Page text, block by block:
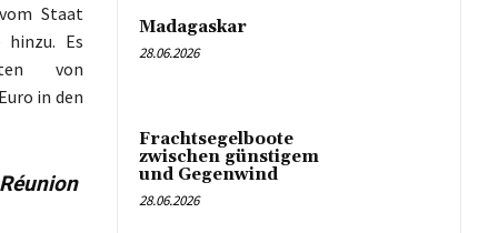
Staat
Es
von
in den
Madagaskar
28.06.2026
Frachtsegelboote
zwischen günstigem
und Gegenwind
28.06.2026